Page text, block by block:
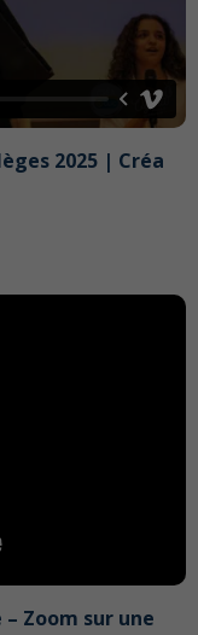
2025 | Créa
– Zoom sur une